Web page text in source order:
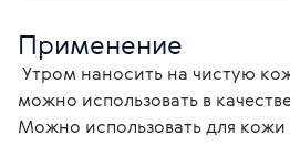
Применение
можно использовать в
Можно использовать для кожи